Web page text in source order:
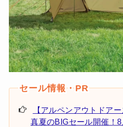
【アルペンアウトドア
真夏のBIGセール開催！